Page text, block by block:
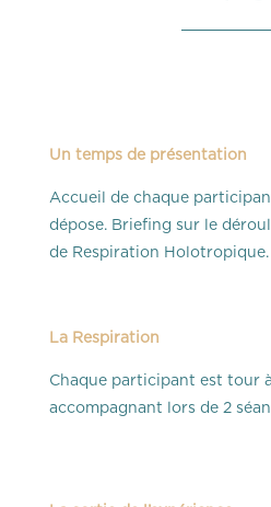
Un temps de présentation
Accueil de chaque
dépose. Briefing sur le
de Respiration Holotropique.
La Respiration
Chaque participant est tour
accompagnant lors de 2